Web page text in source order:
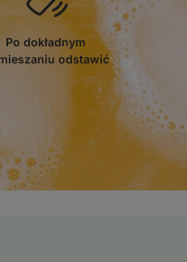
Po dokładnym
odstawić